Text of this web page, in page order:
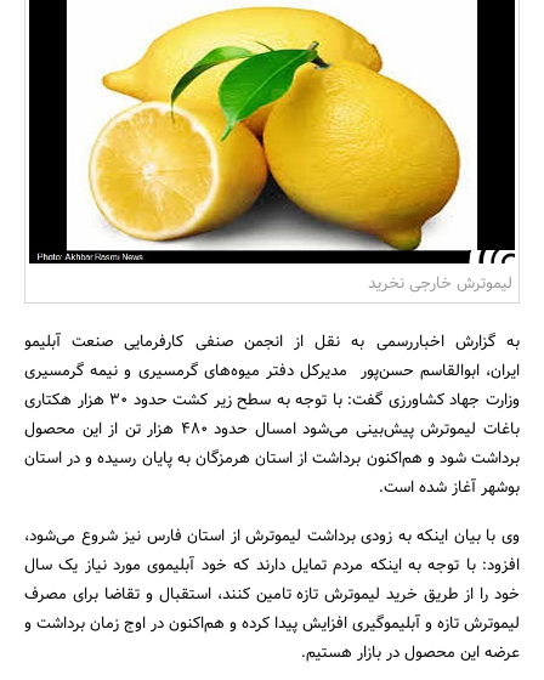
بانک، بیمه و سرمایه
مسکن و ساختمان
لیموترش خارجی نخرید
به گزارش اخباررسمی به نقل از انجمن صنفی کارفرمایی صنعت آبلیمو
ایران، ابوالقاسم حسن‌پور مدیرکل دفتر میوه‌های گرمسیری و نیمه گرمسیری
وزارت جهاد کشاورزی گفت: با توجه به سطح زیر کشت حدود 30 هزار هکتاری
باغات لیموترش پیش‌بینی می‌شود امسال حدود 480 هزار تن از این محصول
برداشت شود و هم‌اکنون برداشت از استان هرمزگان به پایان رسیده و در استان
بوشهر آغاز شده است.
وی با بیان اینکه به زودی برداشت لیموترش از استان فارس نیز شروع می‌شود،
افزود: با توجه به اینکه مردم تمایل دارند که خود آبلیموی مورد نیاز یک سال
خود را از طریق خرید لیموترش تازه تامین کنند، استقبال و تقاضا برای مصرف
لیموترش تازه و آبلیموگیری افزایش پیدا کرده و هم‌اکنون در اوج زمان برداشت و
عرضه این محصول در بازار هستیم.